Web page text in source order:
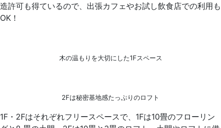
造許可も得ているので、出張カフェやお試し飲食店での利用も
OK！
木の温もりを大切にした1Fスペース
2Fは秘密基地感たっぷりのロフト
1F・2Fはそれぞれフリースペースで、1Fは10畳のフローリン